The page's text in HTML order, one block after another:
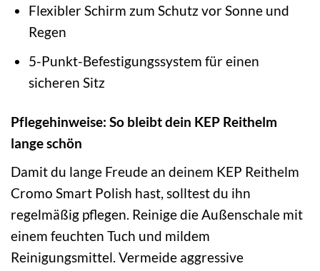
Flexibler Schirm zum Schutz vor Sonne und
Regen
5-Punkt-Befestigungssystem für einen
sicheren Sitz
Pflegehinweise: So bleibt dein KEP Reithelm
lange schön
Damit du lange Freude an deinem KEP Reithelm
Cromo Smart Polish hast, solltest du ihn
regelmäßig pflegen. Reinige die Außenschale mit
einem feuchten Tuch und mildem
Reinigungsmittel. Vermeide aggressive